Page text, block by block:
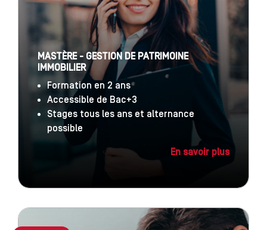
MASTÈRE - GESTION DE PATRIMOINE
IMMOBILIER
Formation en 2 ans
Accessible de Bac+3
Stages tous les ans et alternance
possible
En savoir plus